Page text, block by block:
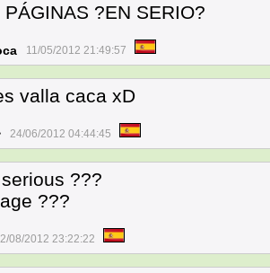
PÁGINAS ?EN SERIO?
11/05/2012 21:49:57
valla caca xD
24/06/2012 04:44:45
???
???
08/2012 23:22:22